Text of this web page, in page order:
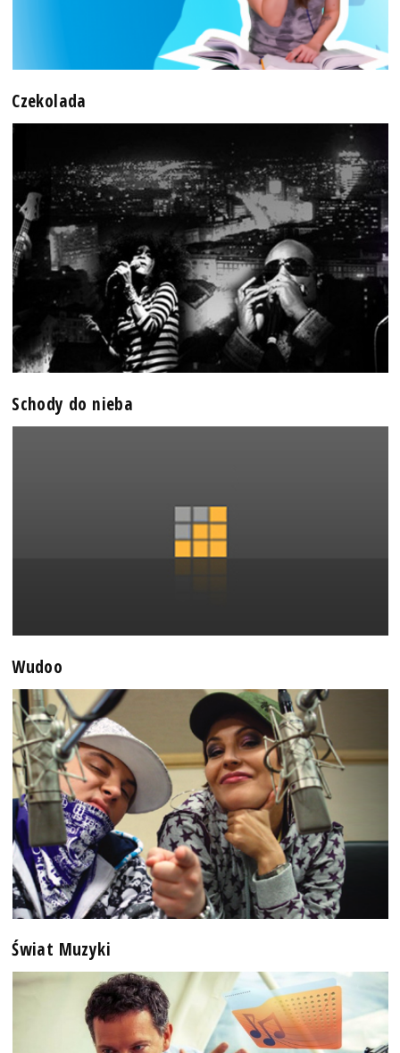
Czekolada
Schody do nieba
Wudoo
Świat Muzyki